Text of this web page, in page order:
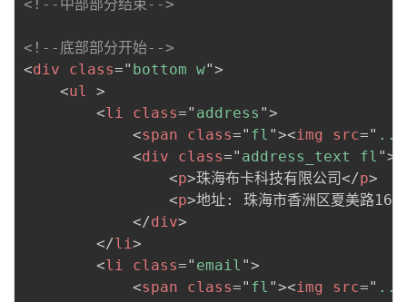
<!--中部部分结束-->
<!--底部部分开始-->
<div class=" bottom w">
<ul
>
<li class=" address ">
<span class=" fl "><img src=" ../
<div class=" address_text fl ">
<p>珠海布卡科技有限公司</p>
<p>地址: 珠海市香洲区夏美路
</div>
</li>
<li class=" email ">
<span class=" fl "><img src=" ../